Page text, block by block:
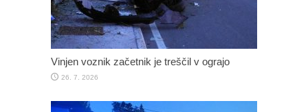
Vinjen voznik začetnik je treščil v ograjo
26. 7. 2026